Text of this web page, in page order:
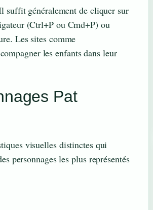
suffit généralement de cliquer sur
(Ctrl+P ou Cmd+P) ou
Les sites comme
les enfants dans leur
Pat
visuelles distinctes qui
personnages les plus représentés